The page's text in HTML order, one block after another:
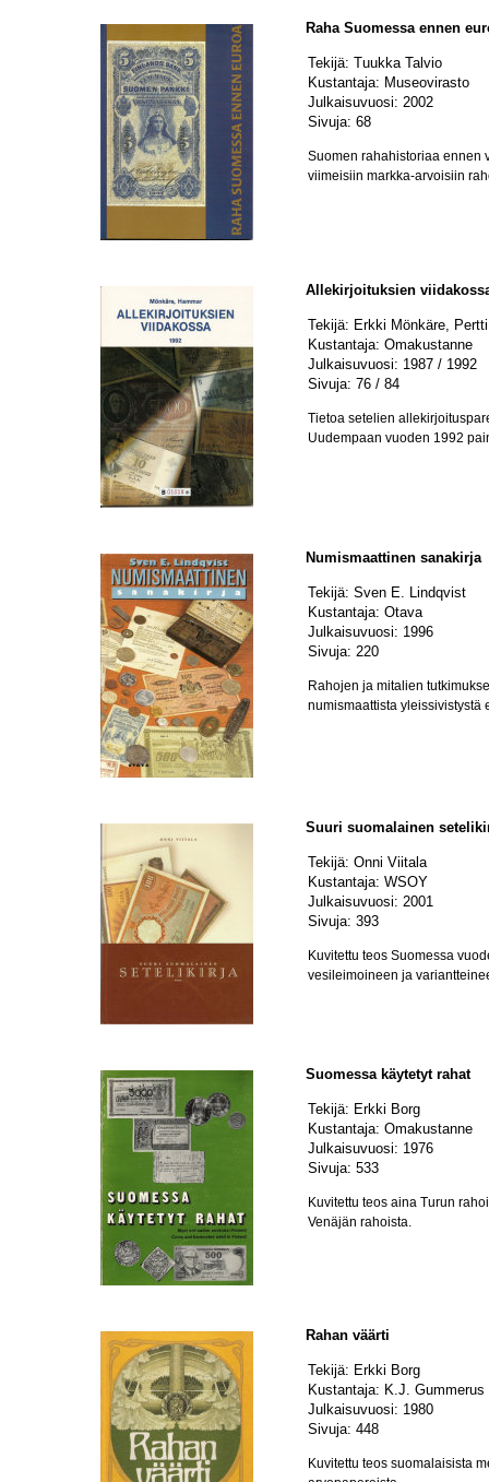
Raha Suomessa ennen
Tekijä: Tuukka Talvio
Kustantaja: Museovirasto
Julkaisuvuosi: 2002
Sivuja: 68
Suomen rahahistoriaa ennen
viimeisiin markka-arvoisiin
Allekirjoituksien
Tekijä: Erkki Mönkäre,
Kustantaja: Omakustanne
Julkaisuvuosi: 1987 / 1992
Sivuja: 76 / 84
Tietoa setelien
Uudempaan vuoden 1992
Numismaattinen sanakirja
Tekijä: Sven E. Lindqvist
Kustantaja: Otava
Julkaisuvuosi: 1996
Sivuja: 220
Rahojen ja mitalien
numismaattista yleissivistystä
Suuri suomalainen
Tekijä: Onni Viitala
Kustantaja: WSOY
Julkaisuvuosi: 2001
Sivuja: 393
Kuvitettu teos Suomessa
vesileimoineen ja
Suomessa käytetyt rahat
Tekijä: Erkki Borg
Kustantaja: Omakustanne
Julkaisuvuosi: 1976
Sivuja: 533
Kuvitettu teos aina Turun
Venäjän rahoista.
Rahan väärti
Tekijä: Erkki Borg
Kustantaja: K.J. Gummerus
Julkaisuvuosi: 1980
Sivuja: 448
Kuvitettu teos suomalaisista